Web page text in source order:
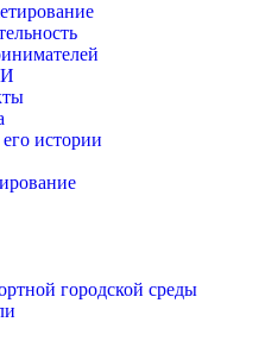
истории
городской среды